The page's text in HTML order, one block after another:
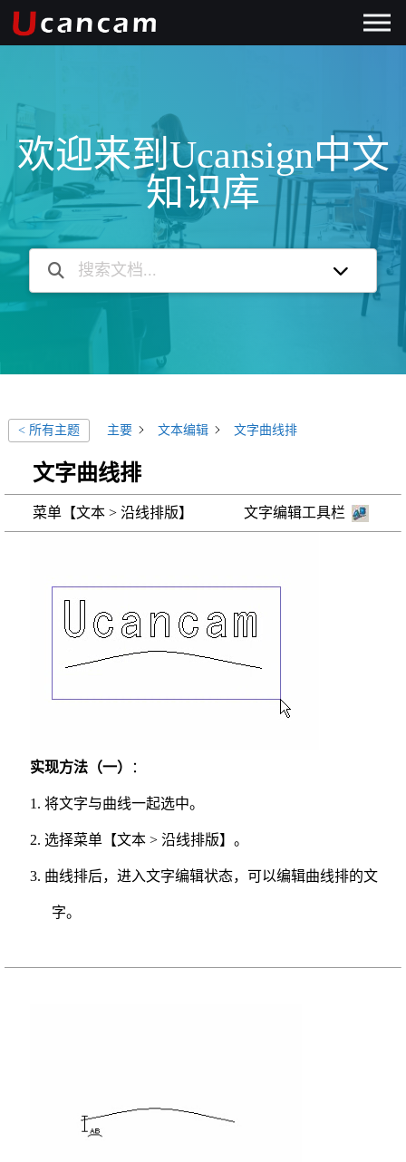
欢迎来到Ucansign中文
知识库
< 所有主题 主要 文本编辑 文字曲线排
文字曲线排
菜单【文本 > 沿线排版】 文字编辑工具栏
实现方法（一） ：
1. 将文字与曲线一起选中。
2. 选择菜单【文本 > 沿线排版】。
3. 曲线排后，进入文字编辑状态，可以编辑曲线排的文
字。